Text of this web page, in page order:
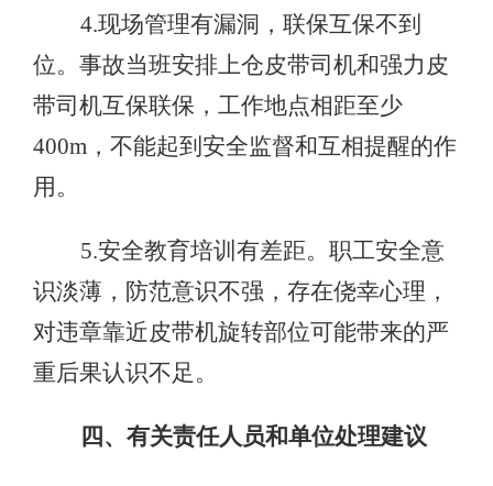
4.现场管理有漏洞，联保互保不到
位。事故当班安排上仓皮带司机和强力皮
带司机互保联保，工作地点相距至少
400m，不能起到安全监督和互相提醒的作
用。
5.安全教育培训有差距。职工安全意
识淡薄，防范意识不强，存在侥幸心理，
对违章靠近皮带机旋转部位可能带来的严
重后果认识不足。
四、有关责任人员和单位处理建议